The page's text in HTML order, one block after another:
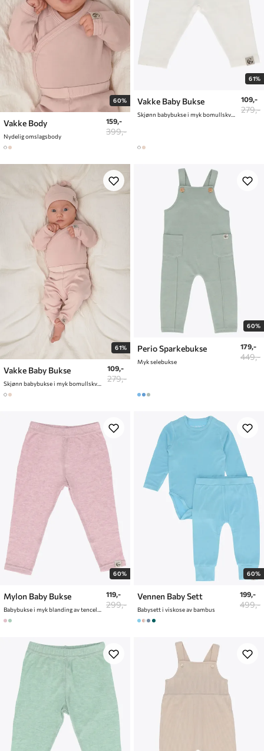
60%
Vakke Body
Nydelig omslagsbody
159,-
399,-
61%
Vakke Baby Bukse
Skjønn babybukse i myk bomullskvalitet
109,-
279,-
61%
Vakke Baby Bukse
Skjønn babybukse i myk bomullskvalitet
109,-
279,-
60%
Perio Sparkebukse
Myk selebukse
179,-
449,-
60%
Mylon Baby Bukse
Babybukse i myk blanding av tencel og ull
119,-
299,-
60%
Vennen Baby Sett
Babysett i viskose av bambus
199,-
499,-